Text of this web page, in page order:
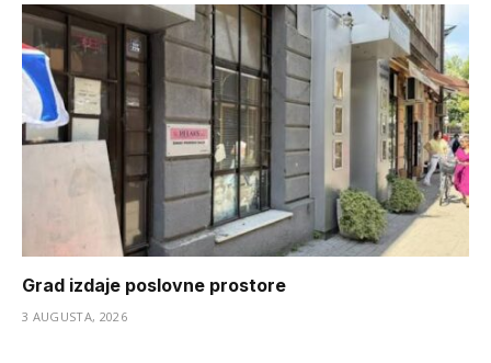
Grad izdaje poslovne prostore
3 AUGUSTA, 2026